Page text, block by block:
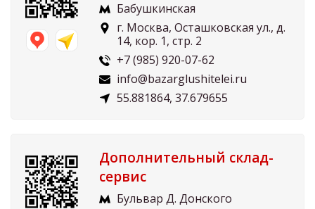
Бабушкинская
г. Москва, Осташковская ул., д.
14, кор. 1, стр. 2
+7 (985) 920-07-62
info@bazarglushitelei.ru
55.881864, 37.679655
Дополнительный склад-
сервис
Бульвар Д. Донского